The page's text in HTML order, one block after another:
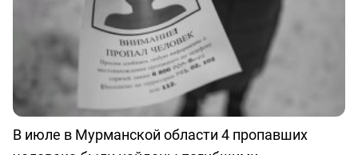
В июле в Мурманской области 4 пропавших